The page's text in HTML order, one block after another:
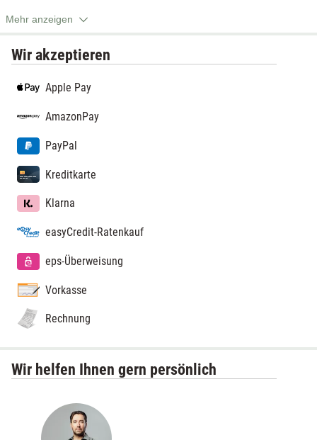
Mehr anzeigen
Wir akzeptieren
Apple Pay
AmazonPay
PayPal
Kreditkarte
Klarna
easyCredit-Ratenkauf
eps-Überweisung
Vorkasse
Rechnung
Wir helfen Ihnen gern persönlich